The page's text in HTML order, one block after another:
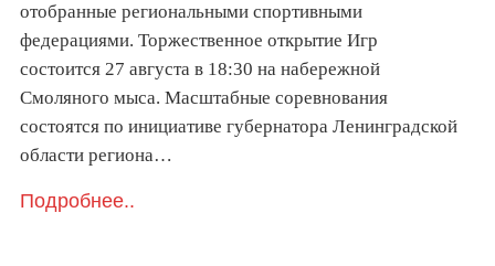
отобранные региональными спортивными
федерациями. Торжественное открытие Игр
состоится 27 августа в 18:30 на набережной
Смоляного мыса. Масштабные соревнования
состоятся по инициативе губернатора Ленинградской
области региона…
Подробнее..